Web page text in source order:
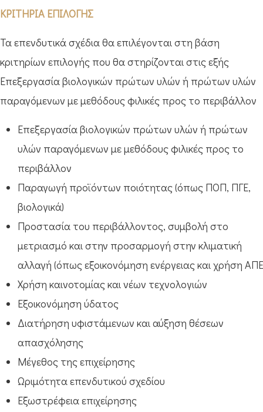
ΚΡΙΤΗΡΙΑ ΕΠΙΛΟΓΗΣ
Τα επενδυτικά σχέδια θα επιλέγονται στη βάση
κριτηρίων επιλογής που θα στηρίζονται στις εξής
Επεξεργασία βιολογικών πρώτων υλών ή πρώτων υλών
παραγόμενων με μεθόδους φιλικές προς το περιβάλλον
Επεξεργασία βιολογικών πρώτων υλών ή πρώτων
υλών παραγόμενων με μεθόδους φιλικές προς το
περιβάλλον
Παραγωγή προϊόντων ποιότητας (όπως ΠΟΠ, ΠΓΕ,
βιολογικά)
Προστασία του περιβάλλοντος, συμβολή στο
μετριασμό και στην προσαρμογή στην κλιματική
αλλαγή (όπως εξοικονόμηση ενέργειας και χρήση
Χρήση καινοτομίας και νέων τεχνολογιών
Εξοικονόμηση ύδατος
Διατήρηση υφιστάμενων και αύξηση θέσεων
απασχόλησης
Μέγεθος της επιχείρησης
Ωριμότητα επενδυτικού σχεδίου
Εξωστρέφεια επιχείρησης